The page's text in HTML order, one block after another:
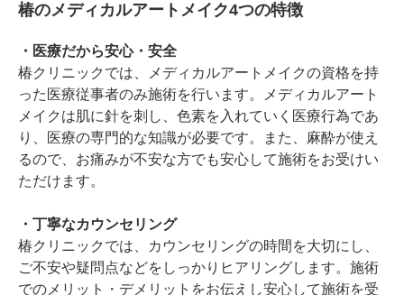
椿のメディカルアートメイク4つの特徴
・医療だから安心・安全
椿クリニックでは、メディカルアートメイクの資格を持
った医療従事者のみ施術を行います。メディカルアート
メイクは肌に針を刺し、色素を入れていく医療行為であ
り、医療の専門的な知識が必要です。また、麻酔が使え
るので、お痛みが不安な方でも安心して施術をお受けい
ただけます。
・丁寧なカウンセリング
椿クリニックでは、カウンセリングの時間を大切にし、
ご不安や疑問点などをしっかりヒアリングします。施術
でのメリット・デメリットをお伝えし安心して施術を受